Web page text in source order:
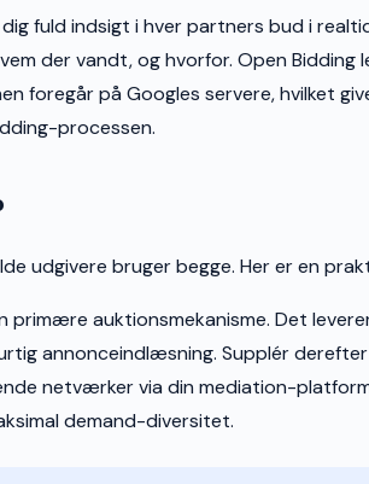
fuld indsigt i hver partners bud i
der vandt, og hvorfor. Open Bidding
foregår på Googles servere, hvilket
processen.
udgivere bruger begge. Her er en
primære auktionsmekanisme. Det
annonceindlæsning. Supplér
netværker via din mediation-
demand-diversitet.